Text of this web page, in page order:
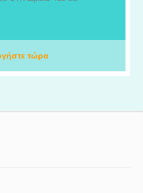
νοσοκομεία της Ελβετίας, το
και εργάστηκα πάνω στις πιο
Στο ΙΑΣΩ Θεσσαλίας,
ογκολογικά συμβούλια για την
θεραπευτική προσέγγιση κάθε
τώρα